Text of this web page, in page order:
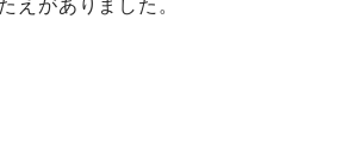
えがありました。